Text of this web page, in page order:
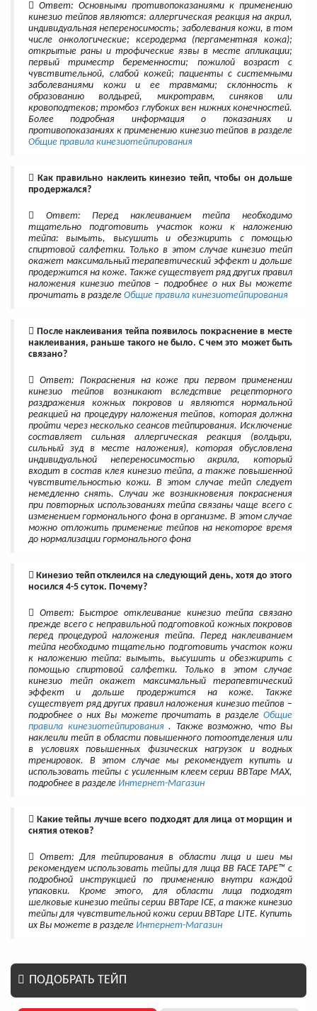
Ответ: Основными противопоказаниями к применению
кинезио тейпов являются: аллергическая реакция на акрил,
индивидуальная непереносимость; заболевания кожи, в том
числе онкологические; ксеродерма (пергаментная кожа);
открытые раны и трофические язвы в месте апликации;
первый триместр беременности; пожилой возраст с
чувствительной, слабой кожей; пациенты с системными
заболеваниями кожи и ее травмами; склонность к
образованию волдырей, микротравм, синяков или
кровоподтеков; тромбоз глубоких вен нижних конечностей.
Более подробная информация о показаниях и
противопоказаниях к применению кинезио тейпов в разделе
Общие правила кинезиотейпирования
Как правильно наклеить кинезио тейп, чтобы он дольше
продержался?
Ответ: Перед наклеиванием тейпа необходимо
тщательно подготовить участок кожи к наложению
тейпа: вымыть, высушить и обезжирить с помощью
спиртовой салфетки. Только в этом случае кинезио тейп
окажет максимальный терапевтический эффект и дольше
продержится на коже. Также существует ряд других правил
наложения кинезио тейпов – подробнее о них Вы можете
прочитать в разделе Общие правила кинезиотейпирования
После наклеивания тейпа появилось покраснение в месте
наклеивания, раньше такого не было. С чем это может быть
связано?
Ответ: Покраснения на коже при первом применении
кинезио тейпов возникают вследствие рецепторного
раздражения кожных покровов и являются нормальной
реакцией на процедуру наложения тейпов, которая должна
пройти через несколько сеансов тейпирования. Исключение
составляет сильная аллергическая реакция (волдыри,
сильный зуд в месте наложения), которая обусловлена
индивидуальной непереносимостью акрила, который
входит в состав клея кинезио тейпа, а также повышенной
чувствительностью кожи. В этом случае тейп следует
немедленно снять. Случаи же возникновения покраснения
при повторных использованиях тейпа связаны чаще всего с
изменением гормонального фона в организме. В этом случае
можно отложить применение тейпов на некоторое время
до нормализации гормонального фона
Кинезио тейп отклеился на следующий день, хотя до этого
носился 4-5 суток. Почему?
Ответ: Быстрое отклеивание кинезио тейпа связано
прежде всего с неправильной подготовкой кожных покровов
перед процедурой наложения тейпа. Перед наклеиванием
тейпа необходимо тщательно подготовить участок кожи
к наложению тейпа: вымыть, высушить и обезжирить с
помощью спиртовой салфетки. Только в этом случае
кинезио тейп окажет максимальный терапевтический
эффект и дольше продержится на коже. Также
существует ряд других правил наложения кинезио тейпов –
подробнее о них Вы можете прочитать в разделе Общие
правила кинезиотейпирования. Также возможно, что Вы
наклеили тейп в области повышенного потоотделения или
в условиях повышенных физических нагрузок и водных
тренировок. В этом случае мы рекомендует купить и
использовать тейпы с усиленным клеем серии BBTape MAX,
подробнее в разделе Интернет-Магазин
Какие тейпы лучше всего подходят для лица от морщин и
снятия отеков?
Ответ: Для тейпирования в области лица и шеи мы
рекомендуем использовать тейпы для лица BB FACE TAPE™ с
подробной инструкцией по применению внутри каждой
упаковки. Кроме этого, для области лица подходят
шелковые кинезио тейпы серии BBTape ICE, а также кинезио
тейпы для чувствительной кожи серии BBTape LITE. Купить
их Вы можете в разделе Интернет-Магазин
ПОДОБРАТЬ ТЕЙП